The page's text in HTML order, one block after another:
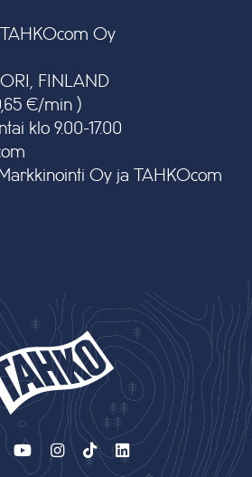
Oy
FINLAND
€/min )
klo 9.00-17.00
Oy ja TAHKOcom